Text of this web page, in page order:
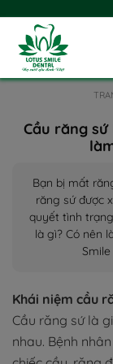
Cầu răng
Bạn bị mất
răng sứ được
quyết tình
là gì? Có nên
Khái niệm cầu
Cầu răng sứ là
nhau. Bệnh